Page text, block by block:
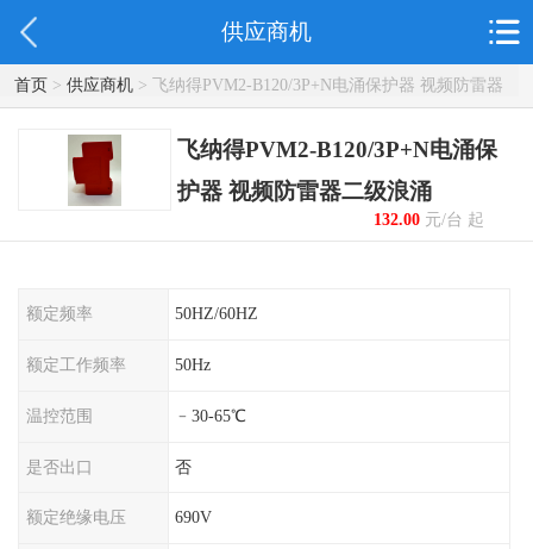
供应商机
首页> 供应商机> 飞纳得PVM2-B120/3P+N电涌保护器 视频防雷器
二级浪涌
飞纳得PVM2-B120/3P+N电涌保
护器 视频防雷器二级浪涌
132.00元/台 起
额定频率 50HZ/60HZ
额定工作频率 50Hz
温控范围 ﹣30-65℃
是否出口 否
额定绝缘电压 690V